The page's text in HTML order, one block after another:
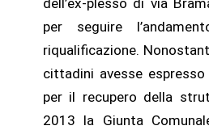
dell’ex-plesso di via
per seguire
riqualificazione.
cittadini avesse
per il recupero della
2013 la Giunta